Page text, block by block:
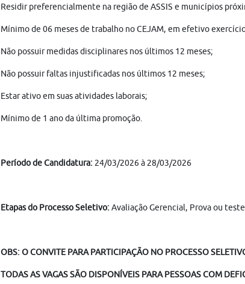
Residir preferencialmente na região de ASSIS e municípios
Mínimo de 06 meses de trabalho no CEJAM, em efetivo
Não possuir medidas disciplinares nos últimos 12 meses;
Não possuir faltas injustificadas nos últimos 12 meses;
Estar ativo em suas atividades laborais;
Mínimo de 1 ano da última promoção.
Período de Candidatura:24/03/2026 à 28/03/2026
Etapas do Processo Seletivo:Avaliação Gerencial, Prova ou
OBS: O CONVITE PARA PARTICIPAÇÃO NO PROCESSO
TODAS AS VAGAS SÃO DISPONÍVEIS PARA PESSOAS COM